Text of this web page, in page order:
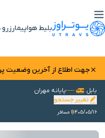
بلیط هواپیما
جهت اطلاع از آخرین وضعیت پرواز‌ها
بابل
پایانه مهران
تغییر جستجو
۱۴۰۵/۰۵/۱۶1 مسافر